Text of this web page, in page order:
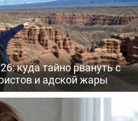
куда тайно рвануть с
и адской жары